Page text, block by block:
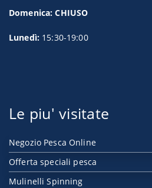
Domenica: CHIUSO
Lunedì: 15:30-19:00
Le piu' visitate
Negozio Pesca Online
Offerta speciali pesca
Mulinelli Spinning